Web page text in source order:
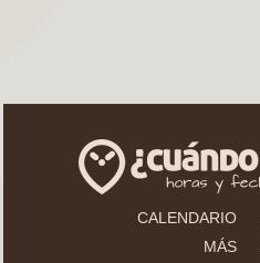
CALENDARIO
MÁS